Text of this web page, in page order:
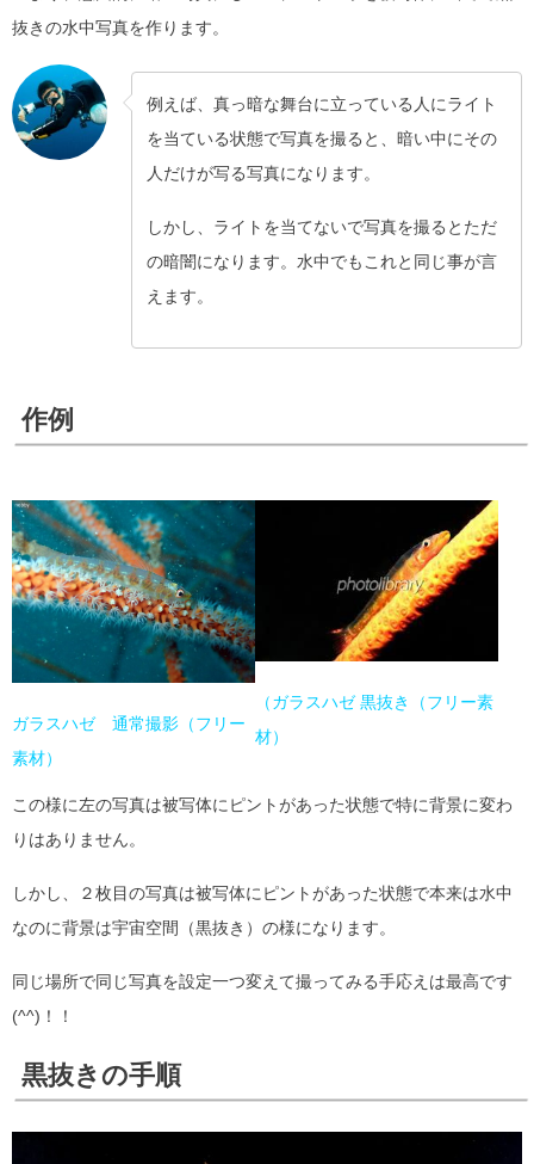
抜きの水中写真を作ります。
例えば、真っ暗な舞台に立っている人にライト
を当ている状態で写真を撮ると、暗い中にその
人だけが写る写真になります。
しかし、ライトを当てないで写真を撮るとただ
の暗闇になります。水中でもこれと同じ事が言
えます。
作例
ガラスハゼ 通常撮影（フリー
素材）
（ガラスハゼ 黒抜き（フリー素
材）
この様に左の写真は被写体にピントがあった状態で特に背景に変わ
りはありません。
しかし、２枚目の写真は被写体にピントがあった状態で本来は水中
なのに背景は宇宙空間（黒抜き）の様になります。
同じ場所で同じ写真を設定一つ変えて撮ってみる手応えは最高です
(^^)！！
黒抜きの手順